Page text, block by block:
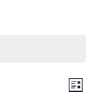
Lista